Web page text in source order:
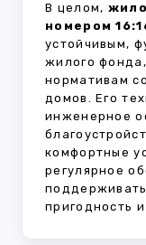
В целом,
номером
устойчивым,
жилого
нормативам
домов. Его
инженерное
комфортные
регулярное
пригодность